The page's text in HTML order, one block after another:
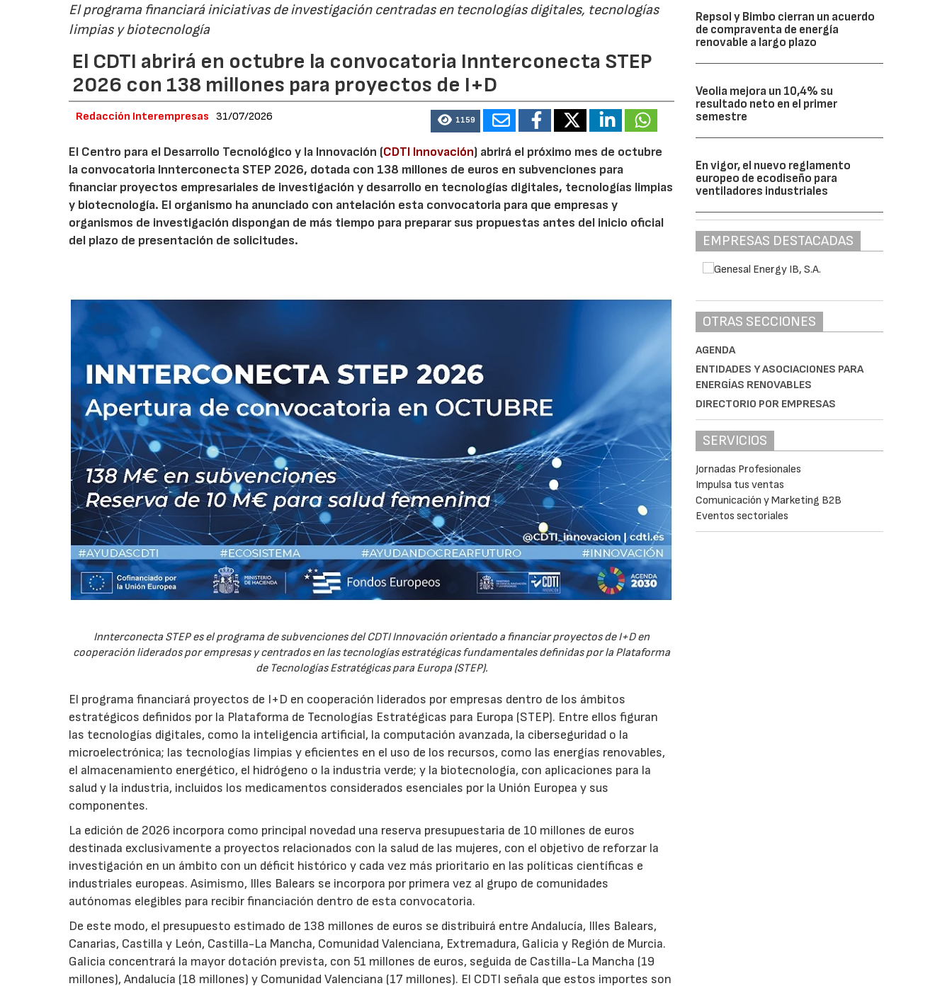
El programa financiará iniciativas de investigación centradas en tecnologías digitales, tecnologías
limpias y biotecnología
El CDTI abrirá en octubre la convocatoria Innterconecta STEP
2026 con 138 millones para proyectos de I+D
Redacción Interempresas 31/07/2026 1159
El Centro para el Desarrollo Tecnológico y la Innovación (CDTI Innovación) abrirá el próximo mes de octubre
la convocatoria Innterconecta STEP 2026, dotada con 138 millones de euros en subvenciones para
financiar proyectos empresariales de investigación y desarrollo en tecnologías digitales, tecnologías limpias
y biotecnología. El organismo ha anunciado con antelación esta convocatoria para que empresas y
organismos de investigación dispongan de más tiempo para preparar sus propuestas antes del inicio oficial
del plazo de presentación de solicitudes.
Innterconecta STEP es el programa de subvenciones del CDTI Innovación orientado a financiar proyectos de I+D en
cooperación liderados por empresas y centrados en las tecnologías estratégicas fundamentales definidas por la Plataforma
de Tecnologías Estratégicas para Europa (STEP).
El programa financiará proyectos de I+D en cooperación liderados por empresas dentro de los ámbitos
estratégicos definidos por la Plataforma de Tecnologías Estratégicas para Europa (STEP). Entre ellos figuran
las tecnologías digitales, como la inteligencia artificial, la computación avanzada, la ciberseguridad o la
microelectrónica; las tecnologías limpias y eficientes en el uso de los recursos, como las energías renovables,
el almacenamiento energético, el hidrógeno o la industria verde; y la biotecnología, con aplicaciones para la
salud y la industria, incluidos los medicamentos considerados esenciales por la Unión Europea y sus
componentes.
La edición de 2026 incorpora como principal novedad una reserva presupuestaria de 10 millones de euros
destinada exclusivamente a proyectos relacionados con la salud de las mujeres, con el objetivo de reforzar la
investigación en un ámbito con un déficit histórico y cada vez más prioritario en las políticas científicas e
industriales europeas. Asimismo, Illes Balears se incorpora por primera vez al grupo de comunidades
autónomas elegibles para recibir financiación dentro de esta convocatoria.
De este modo, el presupuesto estimado de 138 millones de euros se distribuirá entre Andalucía, Illes Balears,
Canarias, Castilla y León, Castilla-La Mancha, Comunidad Valenciana, Extremadura, Galicia y Región de Murcia.
Galicia concentrará la mayor dotación prevista, con 51 millones de euros, seguida de Castilla-La Mancha (19
millones), Andalucía (18 millones) y Comunidad Valenciana (17 millones). El CDTI señala que estos importes son
Repsol y Bimbo cierran un acuerdo
de compraventa de energía
renovable a largo plazo
Veolia mejora un 10,4% su
resultado neto en el primer
semestre
En vigor, el nuevo reglamento
europeo de ecodiseño para
ventiladores industriales
EMPRESAS DESTACADAS
OTRAS SECCIONES
AGENDA
ENTIDADES Y ASOCIACIONES PARA
ENERGÍAS RENOVABLES
DIRECTORIO POR EMPRESAS
SERVICIOS
Jornadas Profesionales
Impulsa tus ventas
Comunicación y Marketing B2B
Eventos sectoriales